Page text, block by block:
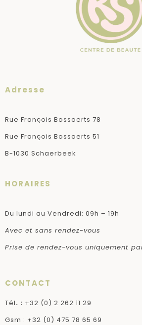
Adresse
Rue François Bossaerts 78
Rue François Bossaerts 51
B-1030 Schaerbeek
HORAIRES
Du lundi au Vendredi: 09h – 19h
Avec et sans rendez-vous
Prise de rendez-vous uniquement
CONTACT
Tél. : +32 (0) 2 262 11 29
Gsm : +32 (0) 475 78 65 69